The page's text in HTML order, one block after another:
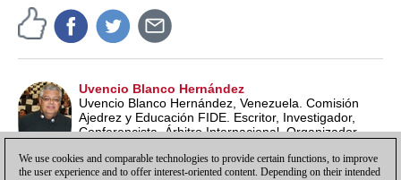
Uvencio Blanco Hernández
Uvencio Blanco Hernández, Venezuela. Comisión
Ajedrez y Educación FIDE. Escritor, Investigador,
Conferencista, Árbitro Internacional, Organizador
Lead School Instructor FIDE.
We use cookies and comparable technologies to provide certain functions, to improve
the user experience and to offer interest-oriented content. Depending on their intended